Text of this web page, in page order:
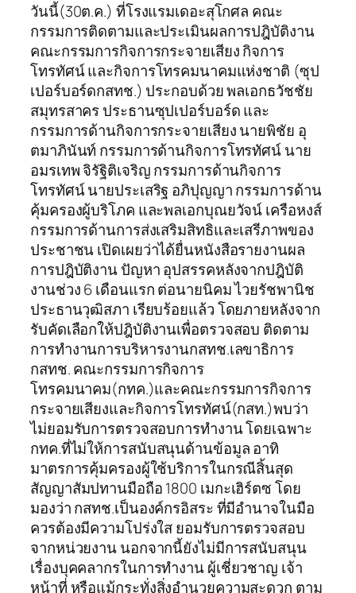
วันนี้(30ต.ค.) ที่โรงแรมเดอะสุโกศล คณะ
กรรมการติดตามและประเมินผลการปฎิบัติงาน
คณะกรรมการกิจการกระจายเสียง กิจการ
โทรทัศน์ และกิจการโทรคมนาคมแห่งชาติ (ซุป
เปอร์บอร์ดกสทช.) ประกอบด้วย พลเอกธวัชชัย
สมุทรสาคร ประธานซุปเปอร์บอร์ด และ
กรรมการด้านกิจการกระจายเสียง นายพิชัย อุ
ตมาภินันท์ กรรมการด้านกิจการโทรทัศน์ นาย
อมรเทพ จิรัฐิติเจริญ กรรมการด้านกิจการ
โทรทัศน์ นายประเสริฐ อภิปุญญา กรรมการด้าน
คุ้มครองผู้บริโภค และพลเอกบุณยวัจน์ เครือหงส์
กรรมการด้านการส่งเสริมสิทธิและเสรีภาพของ
ประชาชน เปิดเผยว่าได้ยื่นหนังสือรายงานผล
การปฎิบัติงาน ปัญหา อุปสรรคหลังจากปฎิบัติ
งานช่วง 6 เดือนแรก ต่อนายนิคม ไวยรัชพานิช
ประธานวุฒิสภา เรียบร้อยแล้ว โดยภายหลังจาก
รับคัดเลือกให้ปฎิบัติงานเพื่อตรวจสอบ ติดตาม
การทำงานการบริหารงานกสทช.เลขาธิการ
กสทช. คณะกรรมการกิจการ
โทรคมนาคม(กทค.)และคณะกรรมการกิจการ
กระจายเสียงและกิจการโทรทัศน์(กสท.)พบว่า
ไม่ยอมรับการตรวจสอบการทำงาน โดยเฉพาะ
กทค.ที่ไม่ให้การสนับสนุนด้านข้อมูล อาทิ
มาตรการคุ้มครองผู้ใช้บริการในกรณีสิ้นสุด
สัญญาสัมปทานมือถือ 1800 เมกะเฮิร์ตซ โดย
มองว่า กสทช.เป็นองค์กรอิสระ ที่มีอำนาจในมือ
ควรต้องมีความโปร่งใส ยอมรับการตรวจสอบ
จากหน่วยงาน นอกจากนี้ยังไม่มีการสนับสนุน
เรื่องบุคคลากรในการทำงาน ผู้เชี่ยวชาญ เจ้า
หน้าที่ หรือแม้กระทั่งสิ่งอำนวยความสะดวก ตาม